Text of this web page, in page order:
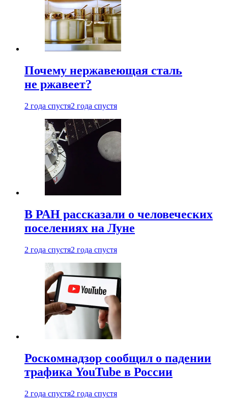
Почему нержавеющая сталь
не ржавеет?
2 года спустя2 года спустя
В РАН рассказали о человеческих
поселениях на Луне
2 года спустя2 года спустя
Роскомнадзор сообщил о падении
трафика YouTube в России
2 года спустя2 года спустя